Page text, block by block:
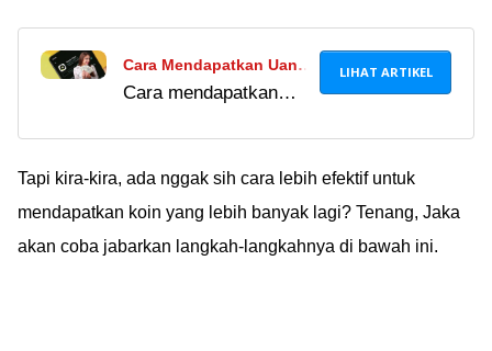
Cara Mendapatkan Uang
Di Snack Video Yang
Cara mendapatkan
dan cepat. Cocok
untuk pemula, bisa
dengan upload video
LIHAT ARTIKEL
Tapi kira-kira, ada nggak sih cara lebih efektif untuk
mendapatkan koin yang lebih banyak lagi? Tenang, Jaka
akan coba jabarkan langkah-langkahnya di bawah ini.